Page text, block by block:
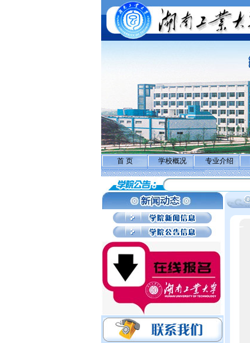
首 页 学校概况 专业介绍